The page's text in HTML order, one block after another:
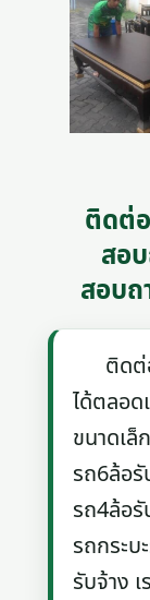
ติดต่
สอ
สอบถ
ติดต่อ
ได้ตลอด
ขนาดเล็
รถ6ล้อ
รถ4ล้อ
รถกระบ
รับจ้าง